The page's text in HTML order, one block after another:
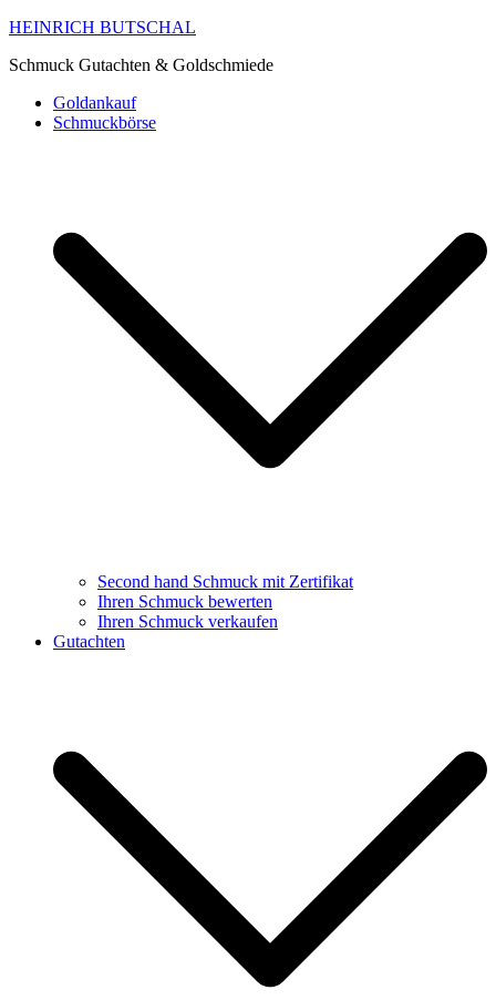
HEINRICH BUTSCHAL
Schmuck Gutachten & Goldschmiede
Goldankauf
Schmuckbörse
Second hand Schmuck mit Zertifikat
Ihren Schmuck bewerten
Ihren Schmuck verkaufen
Gutachten